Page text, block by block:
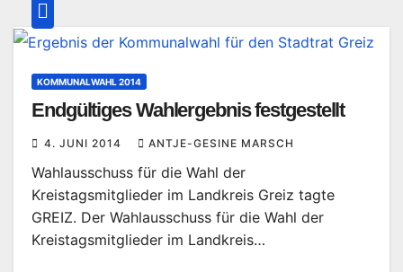
KOMMUNALWAHL 2014
Endgültiges Wahlergebnis festgestellt
4. JUNI 2014 ANTJE-GESINE MARSCH
Wahlausschuss für die Wahl der
Kreistagsmitglieder im Landkreis Greiz tagte
GREIZ. Der Wahlausschuss für die Wahl der
Kreistagsmitglieder im Landkreis…